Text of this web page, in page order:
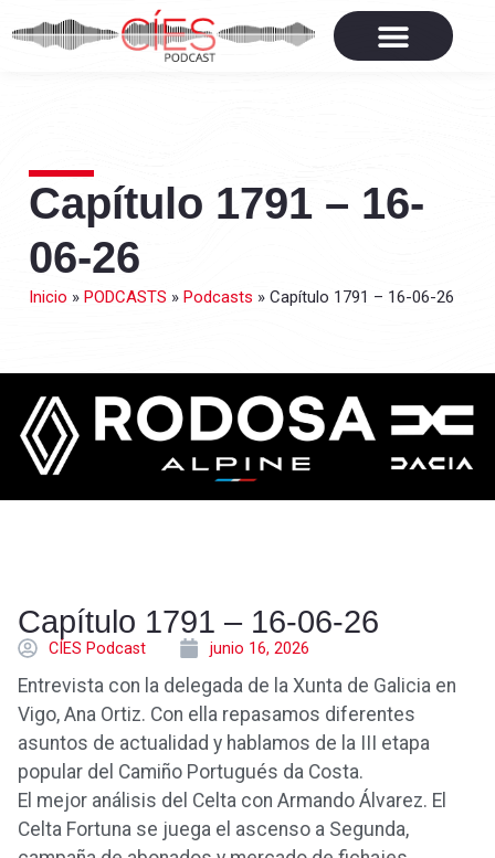
Capítulo 1791 – 16-
06-26
Inicio » PODCASTS » Podcasts » Capítulo 1791 – 16-06-26
Capítulo 1791 – 16-06-26
CÍES Podcast junio 16, 2026
Entrevista con la delegada de la Xunta de Galicia en
Vigo, Ana Ortiz. Con ella repasamos diferentes
asuntos de actualidad y hablamos de la III etapa
popular del Camiño Portugués da Costa.
El mejor análisis del Celta con Armando Álvarez. El
Celta Fortuna se juega el ascenso a Segunda,